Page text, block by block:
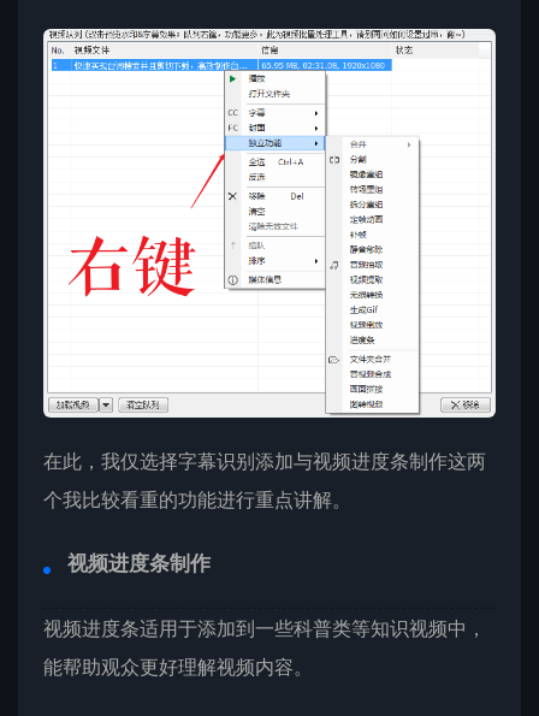
在此，我仅选择字幕识别添加与视频进度条制作这两
个我比较看重的功能进行重点讲解。
视频进度条制作
视频进度条适用于添加到一些科普类等知识视频中，
能帮助观众更好理解视频内容。